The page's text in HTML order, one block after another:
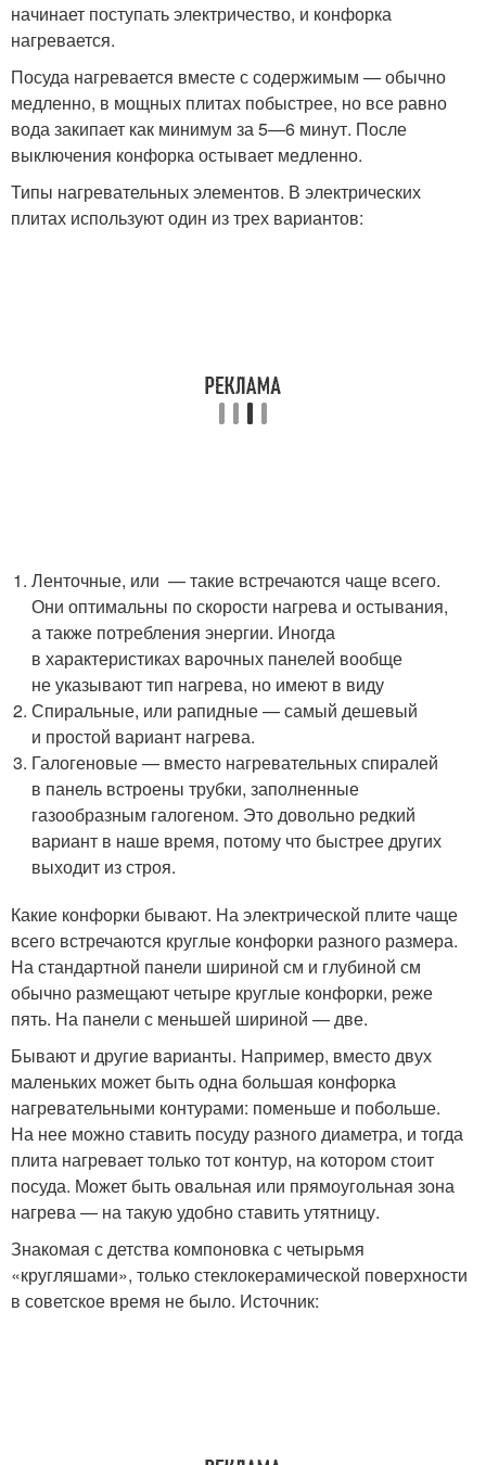
начинает поступать электричество, и конфорка
нагревается.
Посуда нагревается вместе с содержимым — обычно
медленно, в мощных плитах побыстрее, но все равно
вода закипает как минимум за 5—6 минут. После
выключения конфорка остывает медленно.
Типы нагревательных элементов. В электрических
плитах используют один из трех вариантов:
Ленточные, или — такие встречаются чаще всего.
Они оптимальны по скорости нагрева и остывания,
а также потребления энергии. Иногда
в характеристиках варочных панелей вообще
не указывают тип нагрева, но имеют в виду
Спиральные, или рапидные — самый дешевый
и простой вариант нагрева.
Галогеновые — вместо нагревательных спиралей
в панель встроены трубки, заполненные
газообразным галогеном. Это довольно редкий
вариант в наше время, потому что быстрее других
выходит из строя.
Какие конфорки бывают. На электрической плите чаще
всего встречаются круглые конфорки разного размера.
На стандартной панели шириной см и глубиной см
обычно размещают четыре круглые конфорки, реже
пять. На панели с меньшей шириной — две.
Бывают и другие варианты. Например, вместо двух
маленьких может быть одна большая конфорка
нагревательными контурами: поменьше и побольше.
На нее можно ставить посуду разного диаметра, и тогда
плита нагревает только тот контур, на котором стоит
посуда. Может быть овальная или прямоугольная зона
нагрева — на такую удобно ставить утятницу.
Знакомая с детства компоновка с четырьмя
«кругляшами», только стеклокерамической поверхности
в советское время не было. Источник: